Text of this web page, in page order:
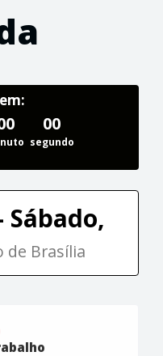
00
segundo
Sábado,
de Brasília